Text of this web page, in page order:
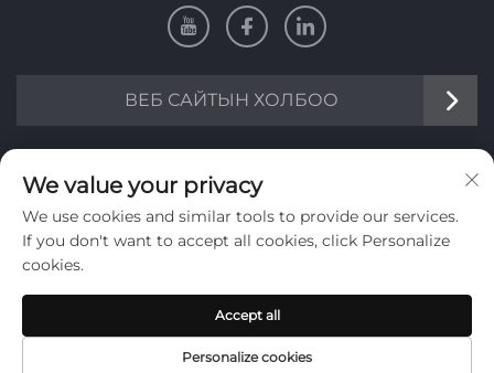
ВЕБ САЙТЫН ХОЛБОО
Мэдээлэл
Долоо хоног тутмын мэдээллийг авахын тулд бүртгэнэ үү
Илгээх
We value your privacy
We use cookies and similar tools to provide our services.
If you don't want to accept all cookies, click Personalize
cookies.
Personalize cookies
Accept all